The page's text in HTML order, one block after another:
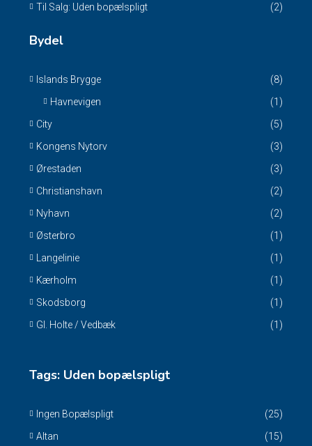
Til Salg: Uden bopælspligt
(2)
Bydel
Islands Brygge
(8)
Havnevigen
(1)
City
(5)
Kongens Nytorv
(3)
Ørestaden
(3)
Christianshavn
(2)
Nyhavn
(2)
Østerbro
(1)
Langelinie
(1)
Kærholm
(1)
Skodsborg
(1)
Gl. Holte / Vedbæk
(1)
Tags: Uden bopælspligt
Ingen Bopælspligt
(25)
Altan
(15)